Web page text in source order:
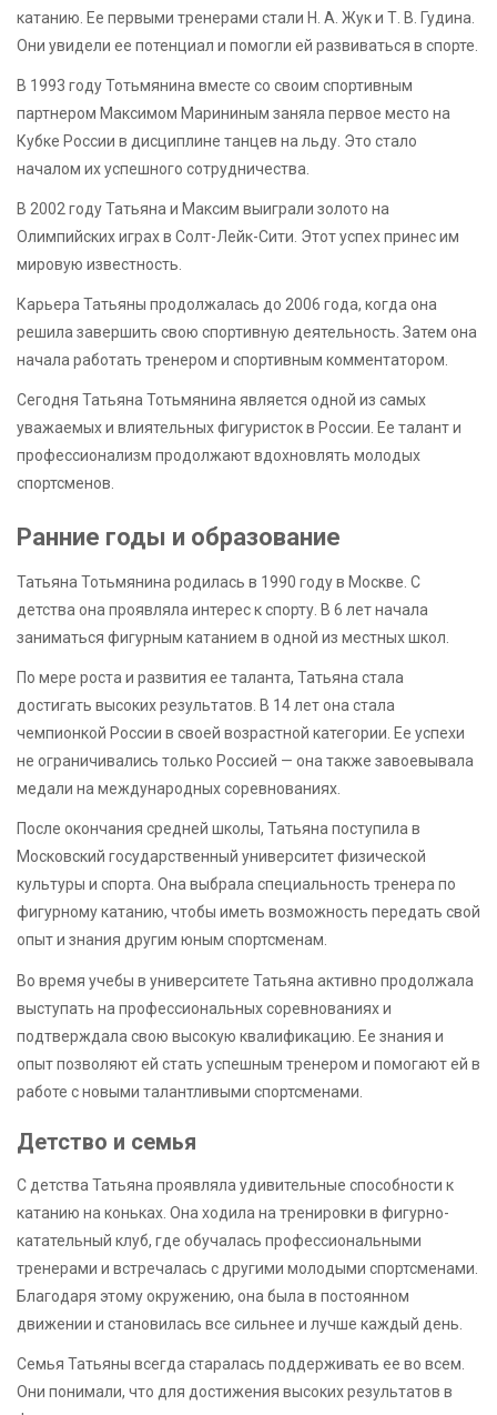
катанию. Ее первыми тренерами стали Н. А. Жук и Т. В. Гудина.
Они увидели ее потенциал и помогли ей развиваться в спорте.
В 1993 году Тотьмянина вместе со своим спортивным
партнером Максимом Марининым заняла первое место на
Кубке России в дисциплине танцев на льду. Это стало
началом их успешного сотрудничества.
В 2002 году Татьяна и Максим выиграли золото на
Олимпийских играх в Солт-Лейк-Сити. Этот успех принес им
мировую известность.
Карьера Татьяны продолжалась до 2006 года, когда она
решила завершить свою спортивную деятельность. Затем она
начала работать тренером и спортивным комментатором.
Сегодня Татьяна Тотьмянина является одной из самых
уважаемых и влиятельных фигуристок в России. Ее талант и
профессионализм продолжают вдохновлять молодых
спортсменов.
Ранние годы и образование
Татьяна Тотьмянина родилась в 1990 году в Москве. С
детства она проявляла интерес к спорту. В 6 лет начала
заниматься фигурным катанием в одной из местных школ.
По мере роста и развития ее таланта, Татьяна стала
достигать высоких результатов. В 14 лет она стала
чемпионкой России в своей возрастной категории. Ее успехи
не ограничивались только Россией — она также завоевывала
медали на международных соревнованиях.
После окончания средней школы, Татьяна поступила в
Московский государственный университет физической
культуры и спорта. Она выбрала специальность тренера по
фигурному катанию, чтобы иметь возможность передать свой
опыт и знания другим юным спортсменам.
Во время учебы в университете Татьяна активно продолжала
выступать на профессиональных соревнованиях и
подтверждала свою высокую квалификацию. Ее знания и
опыт позволяют ей стать успешным тренером и помогают ей в
работе с новыми талантливыми спортсменами.
Детство и семья
С детства Татьяна проявляла удивительные способности к
катанию на коньках. Она ходила на тренировки в фигурно-
катательный клуб, где обучалась профессиональными
тренерами и встречалась с другими молодыми спортсменами.
Благодаря этому окружению, она была в постоянном
движении и становилась все сильнее и лучше каждый день.
Семья Татьяны всегда старалась поддерживать ее во всем.
Они понимали, что для достижения высоких результатов в